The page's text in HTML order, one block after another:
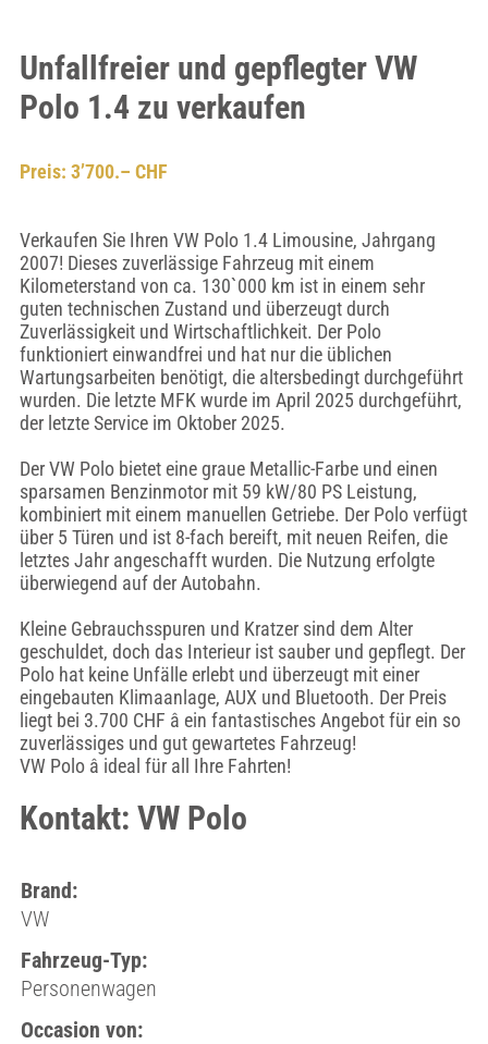
Unfallfreier und gepflegter VW
Polo 1.4 zu verkaufen
Preis: 3’700.– CHF
Verkaufen Sie Ihren VW Polo 1.4 Limousine, Jahrgang
2007! Dieses zuverlässige Fahrzeug mit einem
Kilometerstand von ca. 130`000 km ist in einem sehr
guten technischen Zustand und überzeugt durch
Zuverlässigkeit und Wirtschaftlichkeit. Der Polo
funktioniert einwandfrei und hat nur die üblichen
Wartungsarbeiten benötigt, die altersbedingt durchgeführt
wurden. Die letzte MFK wurde im April 2025 durchgeführt,
der letzte Service im Oktober 2025.
Der VW Polo bietet eine graue Metallic-Farbe und einen
sparsamen Benzinmotor mit 59 kW/80 PS Leistung,
kombiniert mit einem manuellen Getriebe. Der Polo verfügt
über 5 Türen und ist 8-fach bereift, mit neuen Reifen, die
letztes Jahr angeschafft wurden. Die Nutzung erfolgte
überwiegend auf der Autobahn.
Kleine Gebrauchsspuren und Kratzer sind dem Alter
geschuldet, doch das Interieur ist sauber und gepflegt. Der
Polo hat keine Unfälle erlebt und überzeugt mit einer
eingebauten Klimaanlage, AUX und Bluetooth. Der Preis
liegt bei 3.700 CHF â ein fantastisches Angebot für ein so
zuverlässiges und gut gewartetes Fahrzeug!
VW Polo â ideal für all Ihre Fahrten!
Kontakt: VW Polo
Brand:
VW
Fahrzeug-Typ:
Personenwagen
Occasion von: